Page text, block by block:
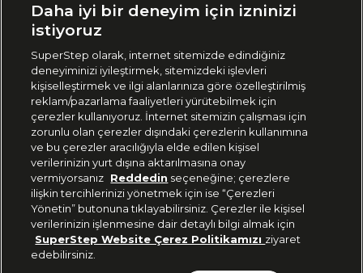
🇹🇷 Türkiye
444 37 36
Uygulamadan Takip Edin
Bizi Takip Edin
Daha iyi bir deneyim için izninizi
istiyoruz
SuperStep olarak, internet sitemizde edindiğiniz
deneyiminizi iyileştirmek, sitemizdeki işlevleri
kişiselleştirmek ve ilgi alanlarınıza göre özelleştirilmiş
reklam/pazarlama faaliyetleri yürütebilmek için
çerezler kullanıyoruz. İnternet sitemizin çalışması için
zorunlu olan çerezler dışındaki çerezlerin kullanımına
ve bu çerezler aracılığıyla elde edilen kişisel
verilerinizin yurt dışına aktarılmasına onay
vermiyorsanız Reddedin seçeneğine; çerezlere
ilişkin tercihlerinizi yönetmek için ise “Çerezleri
Yönetin” butonuna tıklayabilirsiniz. Çerezler ile kişisel
verilerinizin işlenmesine dair detaylı bilgi almak için
SuperStep Website Çerez Politikamızı ziyaret
edebilirsiniz.